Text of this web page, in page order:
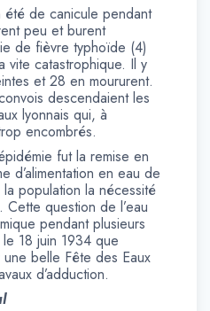
été de canicule pendant
peu et burent
de fièvre typhoïde (4)
vite catastrophique. Il y
et 28 en moururent.
descendaient les
lyonnais qui, à
encombrés.
fut la remise en
d’alimentation en eau de
population la nécessité
Cette question de l’eau
pendant plusieurs
18 juin 1934 que
belle Fête des Eaux
d’adduction.